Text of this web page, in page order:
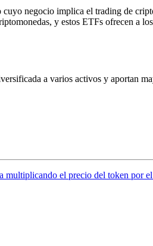
cuyo negocio implica el trading de
y estos ETFs ofrecen a
a varios activos y aportan
multiplicando el precio del token por